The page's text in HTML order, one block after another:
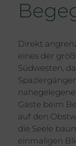
Direkt
eines der
Südwesten,
Gäste beim
auf den
die Seele
einmaligen